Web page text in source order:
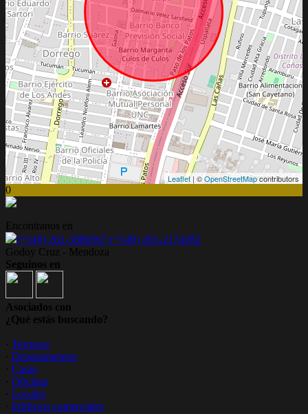
Leaflet| ©OpenStreetMapcontributors
0
Encontranos en
(+549) 261-5880367 (+549) 261-2174282
Godoy Cruz - Mendoza
Seguinos en
Asociados con
¿Qué estás buscando?
· Terrenos
· Departamentos
· Casas
· Oficinas
· Locales
· Edificios comerciales